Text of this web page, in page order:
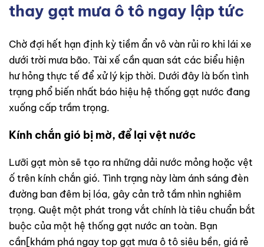
thay gạt mưa ô tô ngay lập tức
Chờ đợi hết hạn định kỳ tiềm ẩn vô vàn rủi ro khi lái xe
dưới trời mưa bão. Tài xế cần quan sát các biểu hiện
hư hỏng thực tế để xử lý kịp thời. Dưới đây là bốn tình
trạng phổ biến nhất báo hiệu hệ thống gạt nước đang
xuống cấp trầm trọng.
Kính chắn gió bị mờ, để lại vệt nước
Lưỡi gạt mòn sẽ tạo ra những dải nước mỏng hoặc vệt
ố trên kính chắn gió. Tình trạng này làm ánh sáng đèn
đường ban đêm bị lóa, gây cản trở tầm nhìn nghiêm
trọng. Quệt một phát trong vắt chính là tiêu chuẩn bắt
buộc của một hệ thống gạt nước an toàn. Bạn
cần[khám phá ngay top gạt mưa ô tô siêu bền, giá rẻ